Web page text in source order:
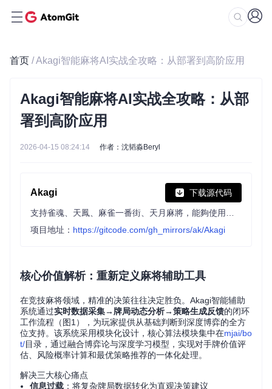
首页 / Akagi智能麻将AI实战全攻略：从部署到高阶应用
Akagi智能麻将AI实战全攻略：从部
署到高阶应用
2026-04-15 08:24:14 作者：沈韬淼Beryl
Akagi 下载源代码
项目地址： https://gitcode.com/gh_mirrors/ak/Akagi
核心价值解析：重新定义麻将辅助工具
在竞技麻将领域，精准的决策往往决定胜负。Akagi智能辅助
系统通过实时数据采集→牌局动态分析→策略生成反馈的闭环
工作流程（图1），为玩家提供从基础判断到深度博弈的全方
位支持。该系统采用模块化设计，核心算法模块集中在mjai/bo
t/目录，通过融合博弈论与深度学习模型，实现对手牌价值评
估、风险概率计算和最优策略推荐的一体化处理。
解决三大核心痛点
信息过载 ：将复杂牌局数据转化为直观决策建议